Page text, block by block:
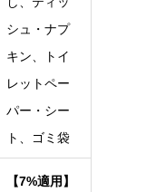
シュ・ナプ
キン、トイ
レットペー
パー・シー
ト、ゴミ袋
【7%適用】